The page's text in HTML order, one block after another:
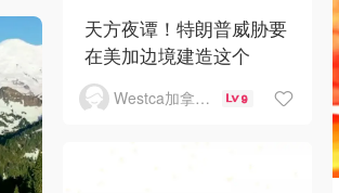
天方夜谭！特朗普威胁要
在美加边境建造这个
Westca加拿大生活 9